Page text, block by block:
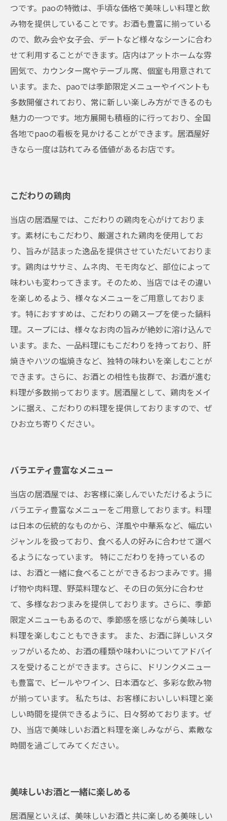
つです。paoの特徴は、手頃な価格で美味しい料理と飲
み物を提供していることです。お酒も豊富に揃っている
ので、飲み会や女子会、デートなど様々なシーンに合わ
せて利用することができます。店内はアットホームな雰
囲気で、カウンター席やテーブル席、個室も用意されて
います。また、paoでは季節限定メニューやイベントも
多数開催されており、常に新しい楽しみ方ができるのも
魅力の一つです。地方展開も積極的に行っており、全国
各地でpaoの看板を見かけることができます。居酒屋好
きなら一度は訪れてみる価値があるお店です。
こだわりの鶏肉
当店の居酒屋では、こだわりの鶏肉を心がけておりま
す。素材にもこだわり、厳選された鶏肉を使用してお
り、旨みが詰まった逸品を提供させていただいておりま
す。鶏肉はササミ、ムネ肉、モモ肉など、部位によって
味わいも変わってきます。そのため、当店ではその違い
を楽しめるよう、様々なメニューをご用意しておりま
す。特におすすめは、こだわりの鶏スープを使った鍋料
理。スープには、様々なお肉の旨みが絶妙に溶け込んで
います。また、一品料理にもこだわりを持っており、肝
焼きやハツの塩焼きなど、独特の味わいを楽しむことが
できます。さらに、お酒との相性も抜群で、お酒が進む
料理が多数揃っております。居酒屋として、鶏肉をメイ
ンに据え、こだわりの料理を提供しておりますので、ぜ
ひお立ち寄りください。
バラエティ豊富なメニュー
当店の居酒屋では、お客様に楽しんでいただけるように
バラエティ豊富なメニューをご用意しております。料理
は日本の伝統的なものから、洋風や中華系など、幅広い
ジャンルを扱っており、食べる人の好みに合わせて選べ
るようになっています。 特にこだわりを持っているの
は、お酒と一緒に食べることができるおつまみです。揚
げ物や肉料理、野菜料理など、その日の気分に合わせ
て、多様なおつまみを提供しております。さらに、季節
限定メニューもあるので、季節感を感じながら美味しい
料理を楽しむこともできます。 また、お酒に詳しいスタ
ッフがいるため、お酒の種類や味わいについてアドバイ
スを受けることができます。さらに、ドリンクメニュー
も豊富で、ビールやワイン、日本酒など、多彩な飲み物
が揃っています。 私たちは、お客様においしい料理と楽
しい時間を提供できるように、日々努めております。ぜ
ひ、当店で美味しいお酒と料理を楽しみながら、素敵な
時間を過ごしてみてください。
美味しいお酒と一緒に楽しめる
居酒屋といえば、美味しいお酒と共に楽しめる美味しい